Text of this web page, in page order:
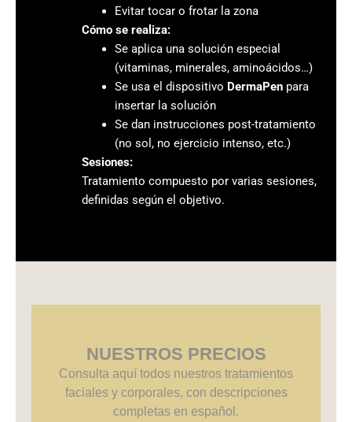
Evitar tocar o frotar la zona
Cómo se realiza:
Se aplica una solución especial
(vitaminas, minerales, aminoácidos…)
Se usa el dispositivo DermaPenpara
insertar la solución
Se dan instrucciones post-tratamiento
(no sol, no ejercicio intenso, etc.)
Sesiones:
Tratamiento compuesto por varias sesiones,
definidas según el objetivo.
NUESTROS PRECIOS
Consulta aquí todos nuestros tratamientos
faciales y corporales, con descripciones
completas en español.